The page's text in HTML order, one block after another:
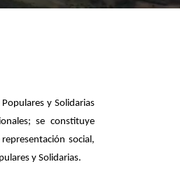
y Solidarias
se constituye
social,
y Solidarias.